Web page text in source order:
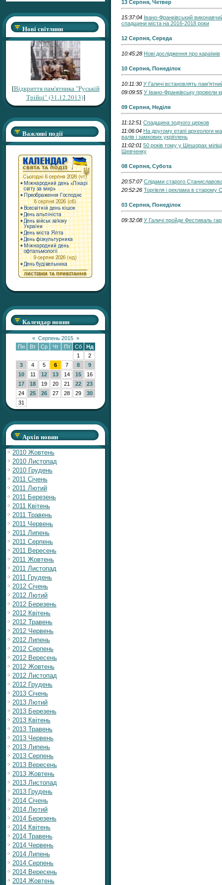
Нові світлини
[Відкриття пам'ятника "Руській
Трійці" (31.12.2013)]
Важливі події
Календар новин
« Серпень 2015 »
Пн
Вт Ср Чт Пт Сб
Нд
1
2
3
4 5 6 7 8
9
10
11 12 13 14 15
16
17
18 19 20 21 22
23
24
25 26 27 28 29
30
31
Архів новин
2010 Жовтень
2010 Листопад
2010 Грудень
2011 Січень
2011 Лютий
2011 Березень
2011 Квітень
2011 Травень
2011 Червень
2011 Липень
2011 Серпень
2011 Вересень
2011 Жовтень
2011 Листопад
2011 Грудень
2012 Січень
2012 Лютий
2012 Березень
2012 Квітень
2012 Травень
2012 Червень
2012 Липень
2012 Серпень
2012 Вересень
2012 Жовтень
2012 Листопад
2012 Грудень
2013 Січень
2013 Лютий
2013 Березень
2013 Квітень
2013 Травень
2013 Червень
2013 Липень
2013 Серпень
2013 Вересень
2013 Жовтень
2013 Листопад
2013 Грудень
2014 Січень
2014 Лютий
2014 Березень
2014 Квітень
2014 Травень
2014 Червень
2014 Липень
2014 Серпень
2014 Вересень
2014 Жовтень
13 Серпня, Четвер
15:37:04 Івано-Франківський
спадщини міста на 2016-2018 роки
12 Серпня, Середа
10:45:28 Нові дослідження про караїмів
10 Серпня, Понеділок
10:11:30 У Галичі встановлять
09:09:55 У Івано-Франківську провели
09 Серпня, Неділя
11:12:51 Спадщина зодчого церков
11:06:04 На другому етапі археологи
валів і замкових укріплень
11:02:01 50 років тому у Шешорах
Шевченку
08 Серпня, Субота
20:57:07 Слідами старого
20:52:26 Торгівля і реклама в старому
03 Серпня, Понеділок
09:32:08 У Галичі пройде Фестиваль